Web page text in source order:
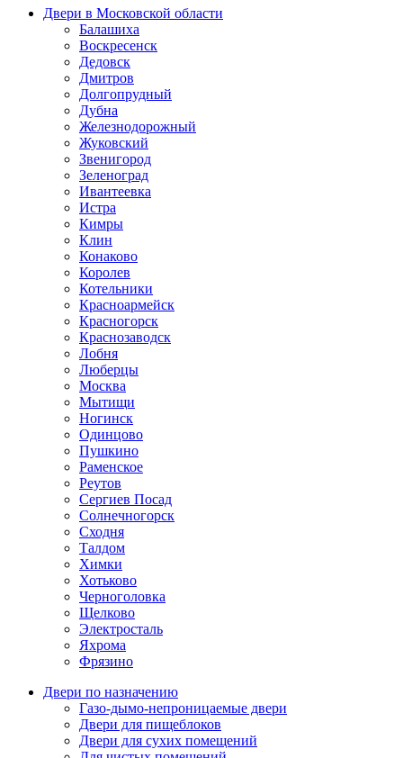
Двери в Московской области
Балашиха
Воскресенск
Дедовск
Дмитров
Долгопрудный
Дубна
Железнодорожный
Жуковский
Звенигород
Зеленоград
Ивантеевка
Истра
Кимры
Клин
Конаково
Королев
Котельники
Красноармейск
Красногорск
Краснозаводск
Лобня
Люберцы
Москва
Мытищи
Ногинск
Одинцово
Пушкино
Раменское
Реутов
Сергиев Посад
Солнечногорск
Сходня
Талдом
Химки
Хотьково
Черноголовка
Щелково
Электросталь
Яхрома
Фрязино
Двери по назначению
Газо-дымо-непроницаемые двери
Двери для пищеблоков
Двери для сухих помещений